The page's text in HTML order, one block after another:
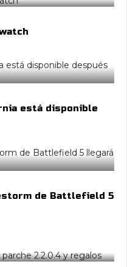
está disponible
de Battlefield 5